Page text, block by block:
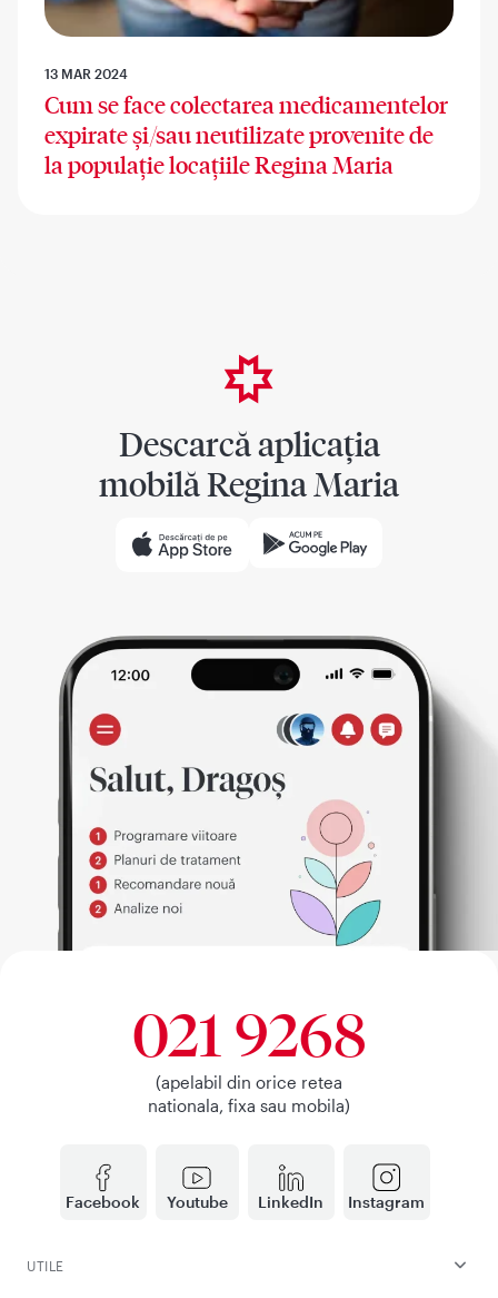
13 MAR 2024
Cum se face colectarea medicamentelor
expirate și/sau neutilizate provenite de
la populație locațiile Regina Maria
Descarcă aplicația
mobilă Regina Maria
Facebook Youtube LinkedIn Instagram
021 9268
(apelabil din orice retea
nationala, fixa sau mobila)
UTILE